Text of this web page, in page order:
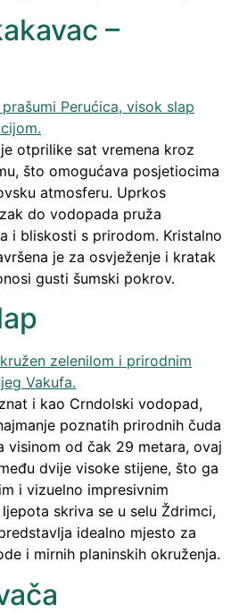
–
otprilike sat vremena kroz
što omogućava posjetiocima
atmosferu. Uprkos
do vodopada pruža
i bliskosti s prirodom. Kristalno
je za osvježenje i kratak
gusti šumski pokrov.
i kao Crndolski vodopad,
poznatih prirodnih čuda
visinom od čak 29 metara, ovaj
dvije visoke stijene, što ga
i vizuelno impresivnim
skriva se u selu Ždrimci,
idealno mjesto za
i mirnih planinskih okruženja.